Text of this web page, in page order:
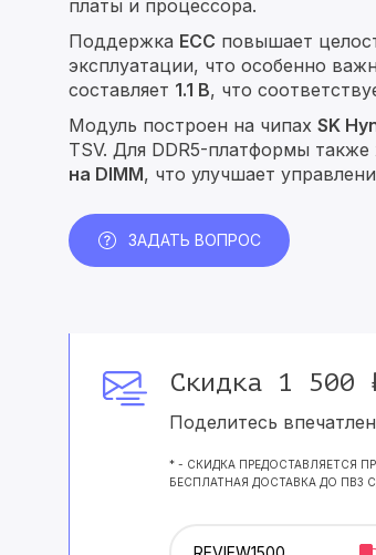
платы и процессора.
Поддержка ECC повышает
эксплуатации, что особенно
составляет 1.1 В, что
Модуль построен на чипах SK
TSV. Для DDR5-платформы также
на DIMM, что улучшает
ЗАДАТЬ ВОПРОС
Скидка 1 500
Поделитесь
* - СКИДКА ПРЕДОСТАВЛЯЕТСЯ
БЕСПЛАТНАЯ ДОСТАВКА ДО ПВЗ